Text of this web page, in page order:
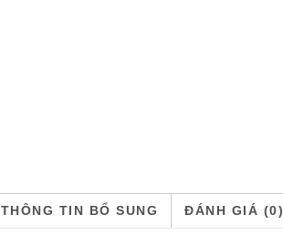
THÔNG TIN BỔ SUNG ĐÁNH GIÁ (0)